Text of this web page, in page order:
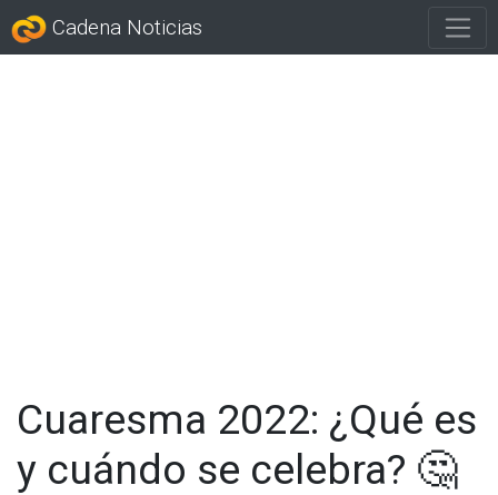
Cadena Noticias
Cuaresma 2022: ¿Qué es
y cuándo se celebra? 🤔